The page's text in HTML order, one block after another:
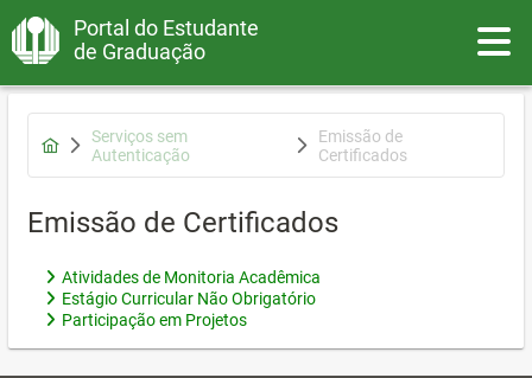
Portal do Estudante
de Graduação
Serviços sem
Autenticação
Emissão de
Certificados
Emissão de Certificados
Atividades de Monitoria Acadêmica
Estágio Curricular Não Obrigatório
Participação em Projetos